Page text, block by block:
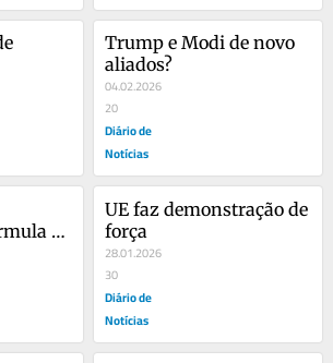
Trump e Modi de novo
aliados?
04.02.2026
20
Diário de
Notícias
de
35
UE faz demonstração de
força
28.01.2026
30
Diário de
Notícias